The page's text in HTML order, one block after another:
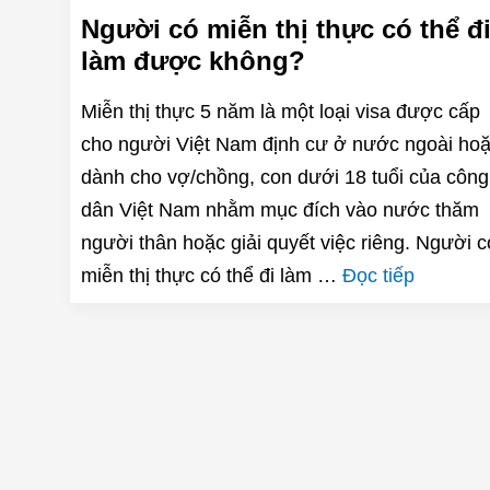
Người có miễn thị thực có thể đi
làm được không?
Miễn thị thực 5 năm là một loại visa được cấp
cho người Việt Nam định cư ở nước ngoài
dành cho vợ/chồng, con dưới 18 tuổi của công
dân Việt Nam nhằm mục đích vào nước thăm
người thân hoặc giải quyết việc riêng. Người
miễn thị thực có thể đi làm … Đọc tiếp